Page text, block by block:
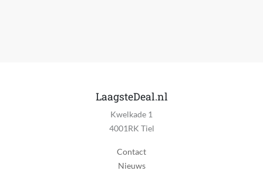
LaagsteDeal.nl
Kwelkade 1
4001RK Tiel
Contact
Nieuws